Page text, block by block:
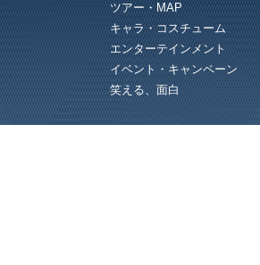
ツアー・MAP
キャラ・コスチューム
エンターテインメント
イベント・キャンペーン
笑える、面白